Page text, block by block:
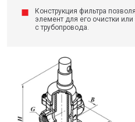
Конструкция фильтра
элемент для его очистки
с трубопровода.